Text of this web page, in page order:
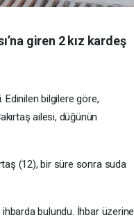
giren 2 kız kardeş
Edinilen bilgilere göre,
ailesi, düğünün
(12), bir süre sonra suda
bulundu. İhbar üzerine